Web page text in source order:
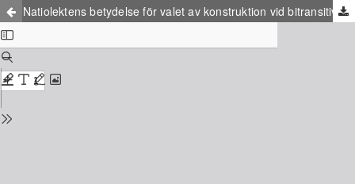
Natiolektens betydelse för valet av konstruktion vid bitransitiva verb